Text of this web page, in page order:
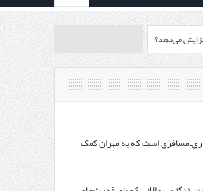
می‌دهد؟
سلام می‌کند
اردبیل
است که به مهران کمک